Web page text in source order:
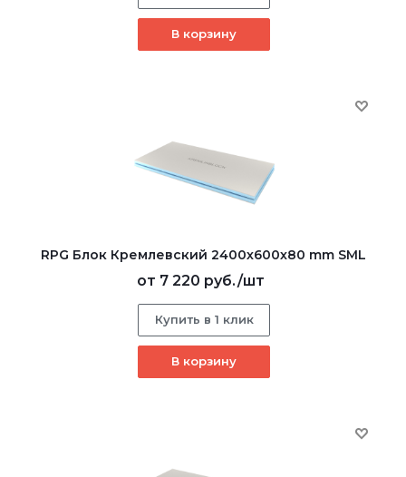
В корзину
RPG Блок Кремлевский 2400х600х80 mm SML
от 7 220 руб./шт
Купить в 1 клик
В корзину